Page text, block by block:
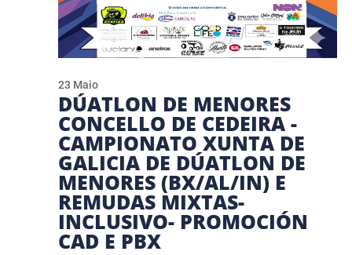
DÚATLON DE MENORES
CONCELLO DE CEDEIRA -
CAMPIONATO XUNTA DE
GALICIA DE DÚATLON DE
MENORES (BX/AL/IN) E
REMUDAS MIXTAS-
INCLUSIVO- PROMOCIÓN
CAD E PBX
23 Maio